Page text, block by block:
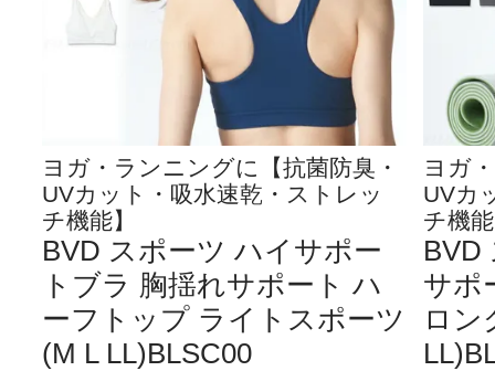
ヨガ・ランニングに【抗菌防臭・
UVカット・吸水速乾・ストレッ
チ機能】
BVD スポーツ ハイサポー
トブラ 胸揺れサポート ハ
ーフトップ ライトスポーツ
(M L LL)BLSC00
ヨガ
UVカ
チ機
BVD
サポ
ロン